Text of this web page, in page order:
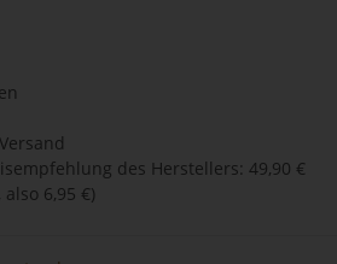
Versand
des Herstellers: 49,90 €
, also 6,95 €)